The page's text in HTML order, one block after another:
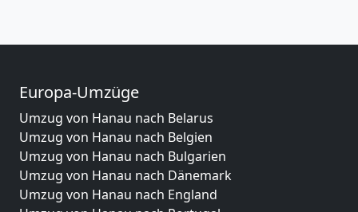
Europa-Umzüge
Umzug von Hanau nach Belarus
Umzug von Hanau nach Belgien
Umzug von Hanau nach Bulgarien
Umzug von Hanau nach Dänemark
Umzug von Hanau nach England